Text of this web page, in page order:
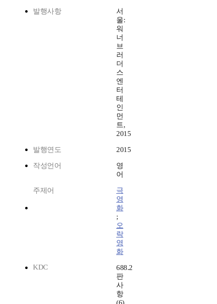
발행사항
서
울:
워
너
브
러
더
스
엔
터
테
인
먼
트,
2015
발행연도 2015
작성언어
영
어
주제어
극
영
화
;
오
락
영
화
KDC
688.2
판
사
항